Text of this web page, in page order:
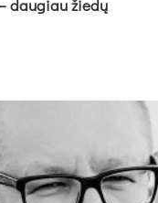
dau­giau žie­dų